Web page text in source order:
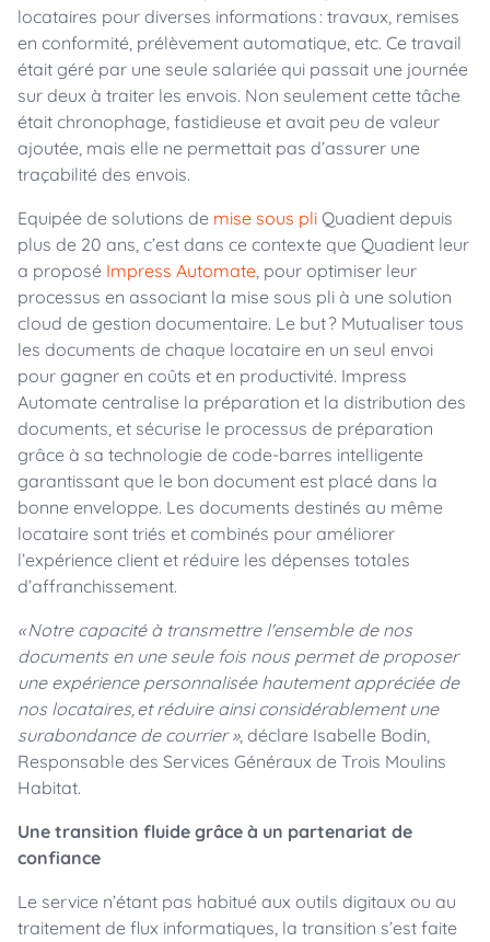
locataires pour diverses informations : travaux, remises
en conformité, prélèvement automatique, etc. Ce travail
était géré par une seule salariée qui passait une journée
sur deux à traiter les envois. Non seulement cette tâche
était chronophage, fastidieuse et avait peu de valeur
ajoutée, mais elle ne permettait pas d’assurer une
traçabilité des envois.
Equipée de solutions de mise sous pli Quadient depuis
plus de 20 ans, c’est dans ce contexte que Quadient leur
a proposé Impress Automate, pour optimiser leur
processus en associant la mise sous pli à une solution
cloud de gestion documentaire. Le but ? Mutualiser tous
les documents de chaque locataire en un seul envoi
pour gagner en coûts et en productivité. Impress
Automate centralise la préparation et la distribution des
documents, et sécurise le processus de préparation
grâce à sa technologie de code-barres intelligente
garantissant que le bon document est placé dans la
bonne enveloppe. Les documents destinés au même
locataire sont triés et combinés pour améliorer
l’expérience client et réduire les dépenses totales
d’affranchissement.
« Notre capacité à transmettre l'ensemble de nos
documents en une seule fois nous permet de proposer
une expérience personnalisée hautement appréciée de
nos locataires, et réduire ainsi considérablement une
surabondance de courrier », déclare Isabelle Bodin,
Responsable des Services Généraux de Trois Moulins
Habitat.
Une transition fluide grâce à un partenariat de
confiance
Le service n’étant pas habitué aux outils digitaux ou au
traitement de flux informatiques, la transition s’est faite